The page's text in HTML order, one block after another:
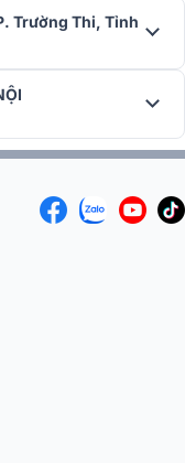
DP750
Trường Thi, Tỉnh